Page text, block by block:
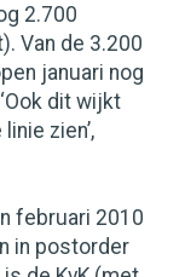
2.700
Van de 3.200
januari nog
dit wijkt
zien’,
februari 2010
in postorder